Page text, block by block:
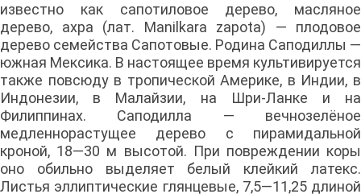
известно как сапотиловое дерево, масляное
дерево, ахра (лат. Manilkara zapota) — плодовое
дерево семейства Сапотовые. Родина Саподиллы —
южная Мексика. В настоящее время культивируется
также повсюду в тропической Америке, в Индии, в
Индонезии, в Малайзии, на Шри-Ланке и на
Филиппинах. Саподилла — вечнозелёное
медленнорастущее дерево с пирамидальной
кроной, 18—30 м высотой. При повреждении коры
оно обильно выделяет белый клейкий латекс.
Листья эллиптические глянцевые, 7,5—11,25 длиной